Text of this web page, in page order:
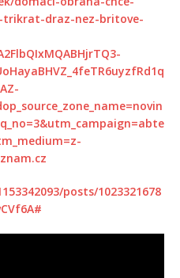
trikrat-draz-nez-britove-
posts/1023321678